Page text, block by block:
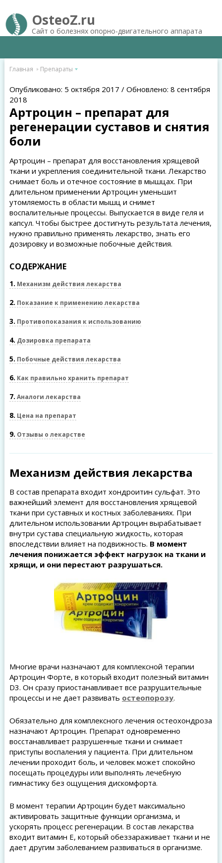
OsteoZ.ru
Сайт о болезнях опорно-двигательного аппарата
Главная Препараты
Опубликовано: 5 октября 2017 / Обновлено: 8 сентября
2018
Артроцин – препарат для
регенерации суставов и снятия
боли
Артроцин – препарат для восстановления хрящевой
ткани и укрепления соединительной ткани. Лекарство
снимает боль и отечное состояние в мышцах. При
длительном применении Артроцин уменьшит
утомляемость в области мышц и снимет
воспалительные процессы. Выпускается в виде геля и
капсул. Чтобы быстрее достигнуть результата лечения,
нужно правильно применять лекарство, знать его
дозировку и возможные побочные действия.
СОДЕРЖАНИЕ
1 Механизм действия лекарства
2 Показание к применению лекарства
3 Противопоказания к использованию
4 Дозировка препарата
5 Побочные действия лекарства
6 Как правильно хранить препарат
7 Аналоги лекарства
8 Цена на препарат
9 Отзывы о лекарстве
Механизм действия лекарства
В состав препарата входит хондроитин сульфат. Это
важнейший элемент для восстановления хрящевой
ткани при суставных и костных заболеваниях. При
длительном использовании Артроцин вырабатывает
внутри сустава специальную жидкость, которая
впоследствии влияет на подвижность. В момент
лечения понижается эффект нагрузок на ткани и
хрящи, и они перестают разрушаться.
Многие врачи назначают для комплексной терапии
Артроцин Форте, в который входит полезный витамин
D3. Он сразу приостанавливает все разрушительные
процессы и не дает развивать остеопорозу.
Обязательно для комплексного лечения остеохондроза
назначают Артроцин. Препарат одновременно
восстанавливает разрушенные ткани и снимает
приступы воспаления у пациента. При длительном
лечении проходит боль, и человек может спокойно
посещать процедуры или выполнять лечебную
гимнастику без ощущения дискомфорта.
В момент терапии Артроцин будет максимально
активировать защитные функции организма, и
ускорять процесс регенерации. В состав лекарства
входит витамин Е, который обеззараживает ткани и не
дает другим заболеванием развиваться в организме.